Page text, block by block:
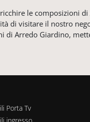
le composizioni di
di visitare il nostro
di Arredo Giardino,
Porta Tv